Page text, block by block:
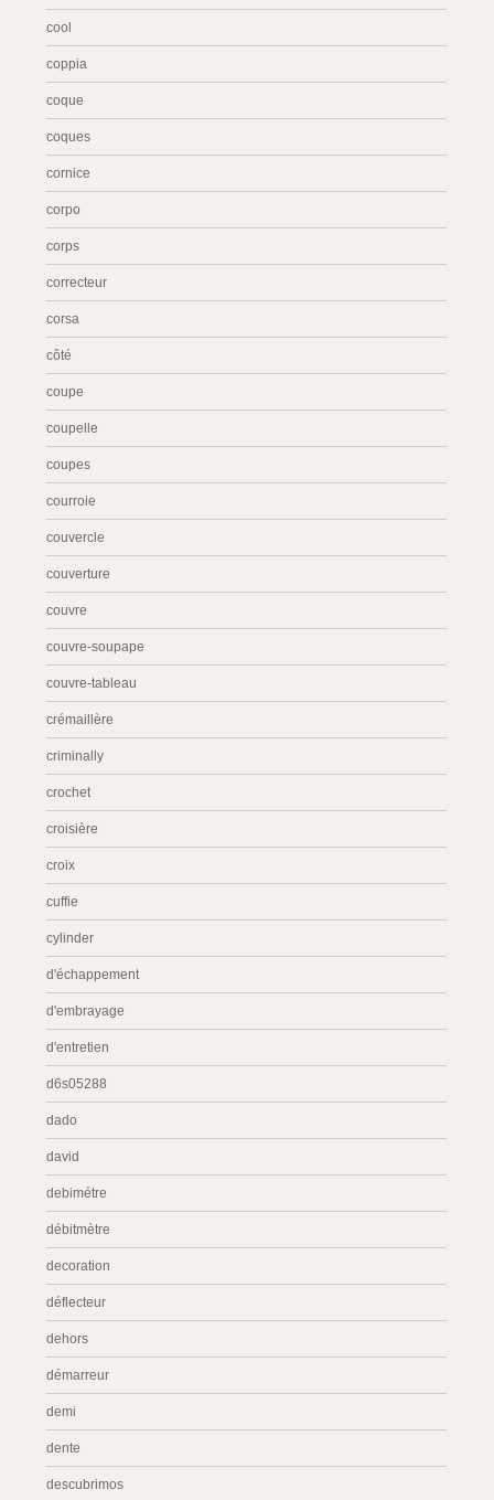
cool
coppia
coque
coques
cornice
corpo
corps
correcteur
corsa
côté
coupe
coupelle
coupes
courroie
couvercle
couverture
couvre
couvre-soupape
couvre-tableau
crémaillère
criminally
crochet
croisière
croix
cuffie
cylinder
d'échappement
d'embrayage
d'entretien
d6s05288
dado
david
debimétre
débitmètre
decoration
déflecteur
dehors
démarreur
demi
dente
descubrimos